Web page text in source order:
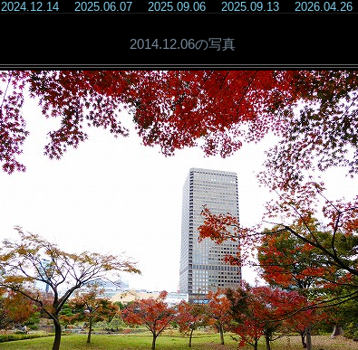
2024.12.14
2025.06.07 2025.09.06 2025.09.13 2026.04.26
2014.12.06の写真